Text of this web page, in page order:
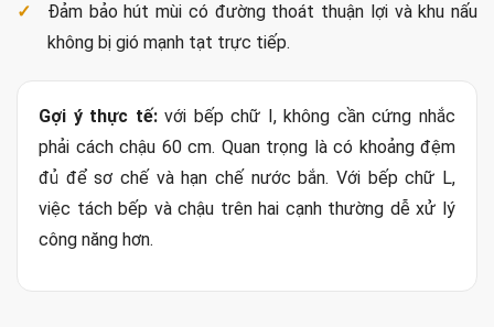
Đảm bảo hút mùi có đường thoát thuận lợi và khu nấu
không bị gió mạnh tạt trực tiếp.
Gợi ý thực tế:với bếp chữ I, không cần cứng nhắc
phải cách chậu 60 cm. Quan trọng là có khoảng đệm
đủ để sơ chế và hạn chế nước bắn. Với bếp chữ L,
việc tách bếp và chậu trên hai cạnh thường dễ xử lý
công năng hơn.